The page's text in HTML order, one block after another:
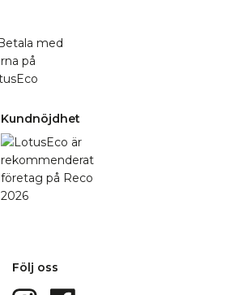
Kundnöjdhet
Följ oss